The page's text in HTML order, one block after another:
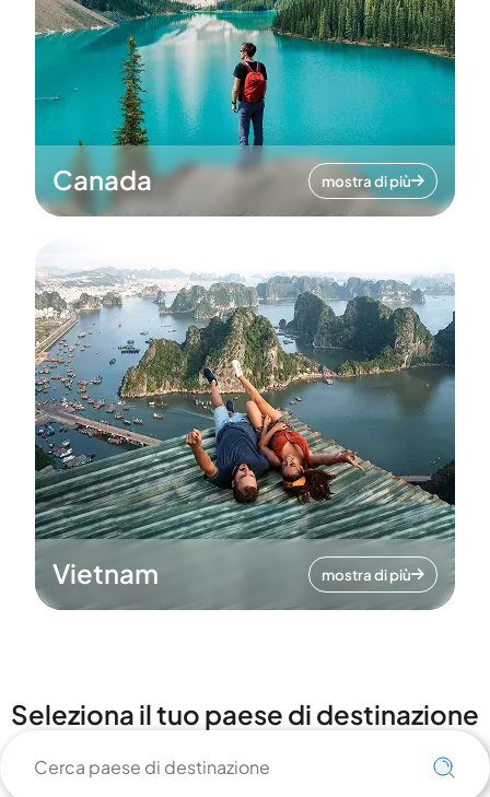
Canada mostra di più
Vietnam mostra di più
Seleziona il tuo paese di destinazione